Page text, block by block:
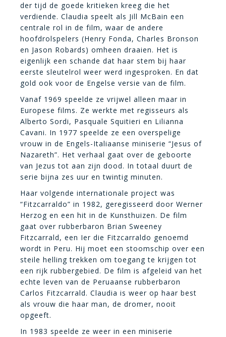
der tijd de goede kritieken kreeg die het
verdiende. Claudia speelt als Jill McBain een
centrale rol in de film, waar de andere
hoofdrolspelers (Henry Fonda, Charles Bronson
en Jason Robards) omheen draaien. Het is
eigenlijk een schande dat haar stem bij haar
eerste sleutelrol weer werd ingesproken. En dat
gold ook voor de Engelse versie van de film.
Vanaf 1969 speelde ze vrijwel alleen maar in
Europese films. Ze werkte met regisseurs als
Alberto Sordi, Pasquale Squitieri en Lilianna
Cavani. In 1977 speelde ze een overspelige
vrouw in de Engels-Italiaanse miniserie “Jesus of
Nazareth”. Het verhaal gaat over de geboorte
van Jezus tot aan zijn dood. In totaal duurt de
serie bijna zes uur en twintig minuten.
Haar volgende internationale project was
“Fitzcarraldo” in 1982, geregisseerd door Werner
Herzog en een hit in de Kunsthuizen. De film
gaat over rubberbaron Brian Sweeney
Fitzcarrald, een Ier die Fitzcarraldo genoemd
wordt in Peru. Hij moet een stoomschip over een
steile helling trekken om toegang te krijgen tot
een rijk rubbergebied. De film is afgeleid van het
echte leven van de Peruaanse rubberbaron
Carlos Fitzcarrald. Claudia is weer op haar best
als vrouw die haar man, de dromer, nooit
opgeeft.
In 1983 speelde ze weer in een miniserie